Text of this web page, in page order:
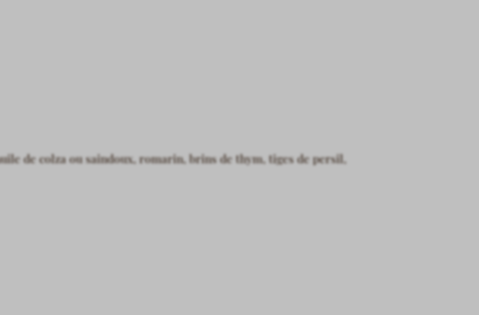
de colza ou saindoux, romarin, brins de thym, tiges de persil,